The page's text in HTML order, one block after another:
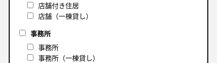
店舗付き住居
店舗（一棟貸し）
事務所
事務所
事務所（一棟貸し）